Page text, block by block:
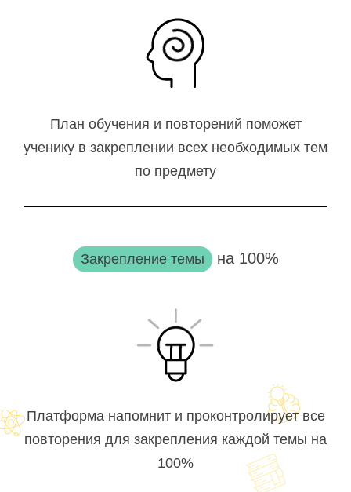
План обучения и повторений поможет
ученику в закреплении всех необходимых тем
по предмету
Закрепление темы на 100%
Платформа напомнит и проконтролирует все
повторения для закрепления каждой темы на
100%